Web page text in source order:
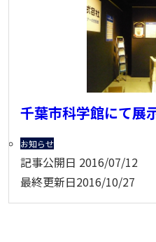
千葉市科学館にて展
お知らせ
記事公開日 2016/07/12
最終更新日2016/10/27